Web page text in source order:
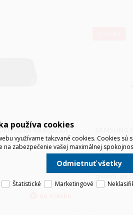
NABÍJAČKA
WATCH ,
Všetko o
Galaxy
Watch5,
Watch
způsob, jak
používa cookies
využívame takzvané cookies. Cookies
na zabezpečenie vašej maximálnej
Odmietnuť všetky
Štatistické Marketingové